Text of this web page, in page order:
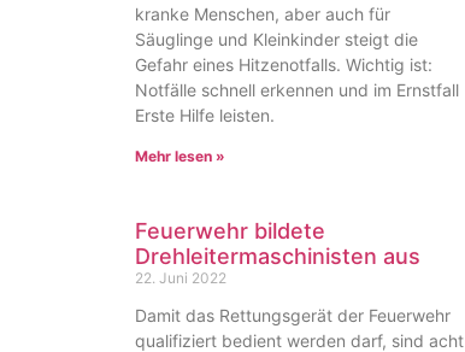
kranke Menschen, aber auch für
Säuglinge und Kleinkinder steigt die
Gefahr eines Hitzenotfalls. Wichtig ist:
Notfälle schnell erkennen und im Ernstfall
Erste Hilfe leisten.
Mehr lesen »
Feuerwehr bildete
Drehleitermaschinisten aus
22. Juni 2022
Damit das Rettungsgerät der Feuerwehr
qualifiziert bedient werden darf, sind acht